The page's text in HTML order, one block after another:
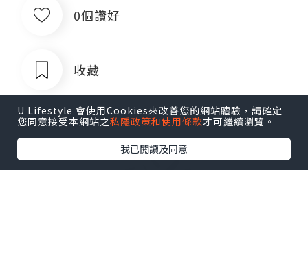
0個讚好
收藏
U Lifestyle 會使用Cookies來改善您的網站體驗，請確定
您同意接受本網站之私隱政策和使用條款才可繼續瀏覽。
我已閱讀及同意